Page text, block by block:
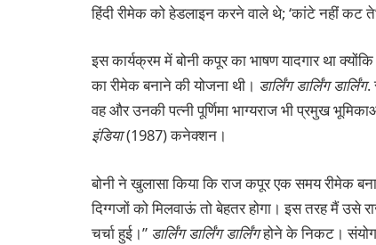
हिंदी रीमेक को हेडलाइन करने वाले थे; ‘कांटे नहीं कट
इस कार्यक्रम में बोनी कपूर का भाषण यादगार था
का रीमेक बनाने की योजना थी। डार्लिंग डार्लिंग डार्लिंग.
वह और उनकी पत्नी पूर्णिमा भाग्यराज भी प्रमुख
इंडिया(1987) कनेक्शन।
बोनी ने खुलासा किया कि राज कपूर एक समय रीमेक
दिग्गजों को मिलवाऊं तो बेहतर होगा। इस तरह मैं
चर्चा हुई।” डार्लिंग डार्लिंग डार्लिंगहोने के निकट। संयोग